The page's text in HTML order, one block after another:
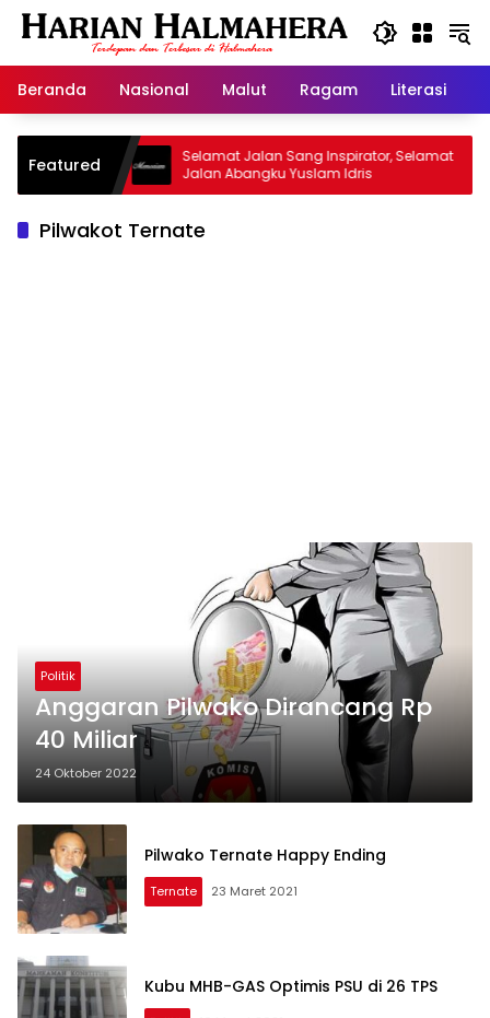
Langsung
Beranda
Nasional Malut Ragam Literasi
Featured
Selamat Jalan Sang Inspirator, Selamat
Jalan Abangku Yuslam Idris
Pilwakot Ternate
Politik
Anggaran Pilwako Dirancang Rp
40 Miliar
24 Oktober 2022
Pilwako Ternate Happy Ending
Ternate 23 Maret 2021
Kubu MHB-GAS Optimis PSU di 26 TPS